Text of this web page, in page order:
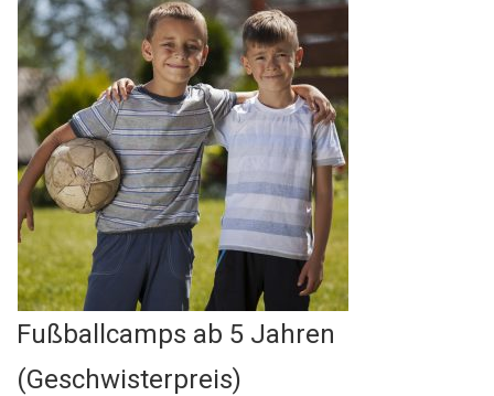
Fußballcamps ab 5 Jahren
(Geschwisterpreis)